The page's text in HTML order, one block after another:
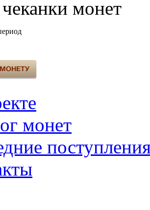
монет
монет